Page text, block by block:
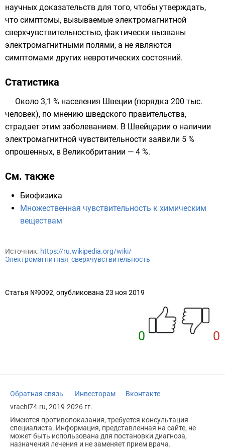
научных доказательств для того, чтобы утверждать,
что симптомы, вызываемые электромагнитной
сверхчувствительностью, фактически вызваны
электромагнитными полями, а не являются
симптомами других невротических состояний.
Статистика
Около 3,1 % населения Швеции (порядка 200 тыс.
человек), по мнению шведского правительства,
страдает этим заболеванием. В Швейцарии о наличии
электромагнитной чувствительности заявили 5 %
опрошенных, в Великобритании — 4 %.
См. также
Биофизика
Множественная чувствительность к химическим
веществам
Источник: https://ru.wikipedia.org/wiki/
Электромагнитная_сверхчувствительность
Статья №9092, опубликована 23 ноя 2019
0 0
Обратная связь Инвесторам
Вконтакте
vrachi74.ru, 2019-2026 гг.
Имеются противопоказания, требуется консультация
специалиста. Информация, представленная на сайте, не
может быть использована для постановки диагноза,
назначения лечения и не заменяет прием врача.